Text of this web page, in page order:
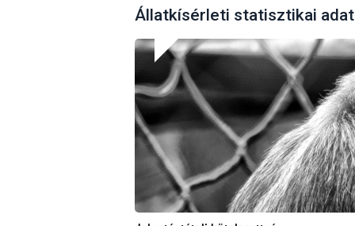
Állatkísérleti statisztikai